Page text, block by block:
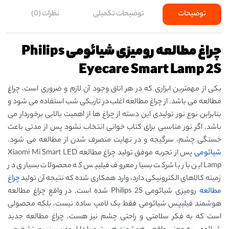
توضیحات توضیحات تکمیلی نظرات (0)
چراغ مطالعه رومیزی شیائومی Philips
Eyecare Smart Lamp 2S
یکی از مهمترین ابزاری که در هر اتاق وجود آن لازم و ضروری است، چراغ
مطالعه می باشد. از چراغ مطالعه اغلب در تاریکی شب استفاده می شود و
بنابراین نوع نور تولیدی این دسته از چراغ ها از اهمیت بالایی برخوردار می
باشد. اگر نور مناسبی برای کتاب ‌خوانی انتخاب نشود پس از مدتی باعث
خستگی چشم، سرگیجه و در نهایت منصرف شدن از مطالعه می‌ شود.
شیائومی
پس از تجربه موفق تولید چراغ مطالعه Xiaomi Mi Smart LED
Lamp این بار با شرکت بسیار معروف فیلیپس که محصولات بسیاری در
زمینه کالاهای الکترونیکی دارد، وارد همکاری شده که نتیجه آن تولیدچراغ
مطالعه
رومیزی شیائومی Philips 2S شده است. در واقع چراغ مطالعه
هوشمند فیلیپس شیائومی فقط یک لامپ ساده نیست، بلکه محصولی
است که به فکر سلامتی و راحتی چشم نیز هست. چراغ مطالعه جدید